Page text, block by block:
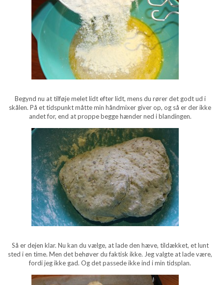
Begynd nu at tilføje melet lidt efter lidt, mens du rører det godt ud i
skålen. På et tidspunkt måtte min håndmixer giver op, og så er der ikke
andet for, end at proppe begge hænder ned i blandingen.
Så er dejen klar. Nu kan du vælge, at lade den hæve, tildækket, et lunt
sted i en time. Men det behøver du faktisk ikke. Jeg valgte at lade være,
fordi jeg ikke gad. Og det passede ikke ind i min tidsplan.